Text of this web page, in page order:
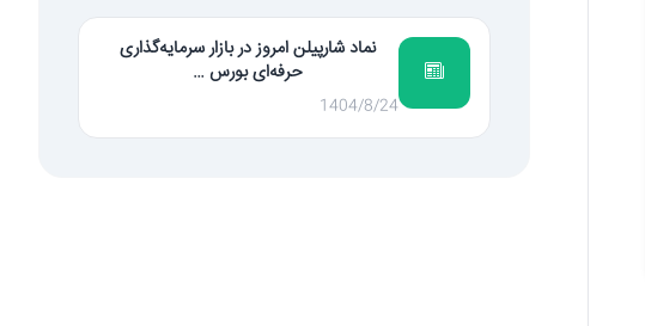
نماد شارپیلن امروز در بازار سرمایه‌گذاری
حرفه‌ای بورس …
1404/8/24